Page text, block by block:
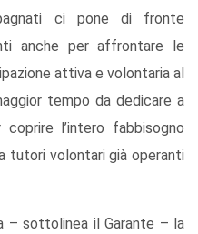
ci pone di fronte
anche per affrontare le
attiva e volontaria al
tempo da dedicare a
l’intero fabbisogno
tutori volontari già operanti
– sottolinea il Garante – la